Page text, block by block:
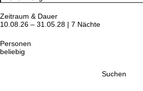
Zeitraum & Dauer
10.08.26 – 31.05.28 | 7 Nächte
Personen
beliebig
Suchen